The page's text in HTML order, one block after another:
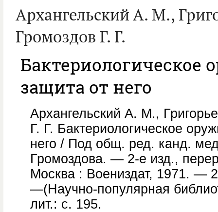
Архангельский А. М.,
Громоздов Г. Г.
Бактериологическое
защита от него
Архангельский А. М.,
Г. Г. Бактериологическое
него / Под общ. ред. канд.
Громоздова. — 2-е изд.,
Москва : Воениздат, 1971. —
—(Научно-популярная
лит.: с. 195.